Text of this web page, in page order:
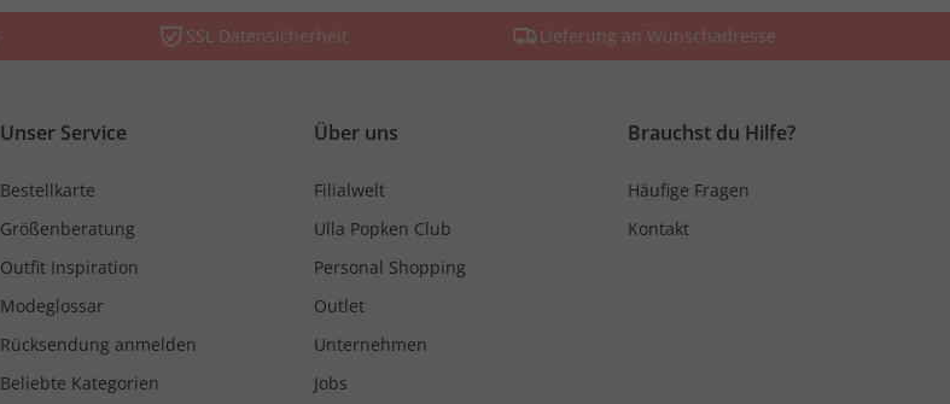
SSL Datensicherheit Lieferung an Wunschadresse
Unser Service
Bestellkarte
Größenberatung
Outfit Inspiration
Modeglossar
Rücksendung anmelden
Beliebte Kategorien
Über uns
Filialwelt
Ulla Popken Club
Personal Shopping
Outlet
Unternehmen
Jobs
Brauchst du Hilfe?
Häufige Fragen
Kontakt